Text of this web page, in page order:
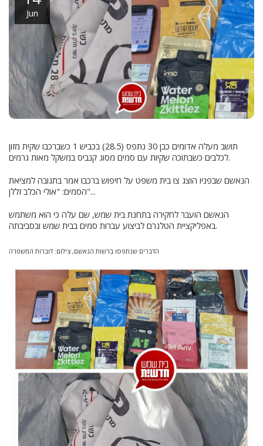
Jun
תושב מעלה אדומים כבן 30 נתפס (28.5) בכביש 1 כשברכבו שקית מזון
לכלבים כשבתוכה שקיות עם סמים מסוג קנביס במשקל מאות גרמים.
הנאשם שבפניו הוצג צו בית משפט על חיפוש ברכבו אמר בתגובה למציאת
הסמים: "אולי הכלב זללן"...
הנאשם הועבר לחקירה בתחנת בית שמש, שם עלה כי הוא משתמש
באפליקציית הטלגרם לביצוע עברות סמים בבית שמש ובסביבתה.
הדברים שנתפסו ברשות הנאשם, צילום: דוברות המשטרה